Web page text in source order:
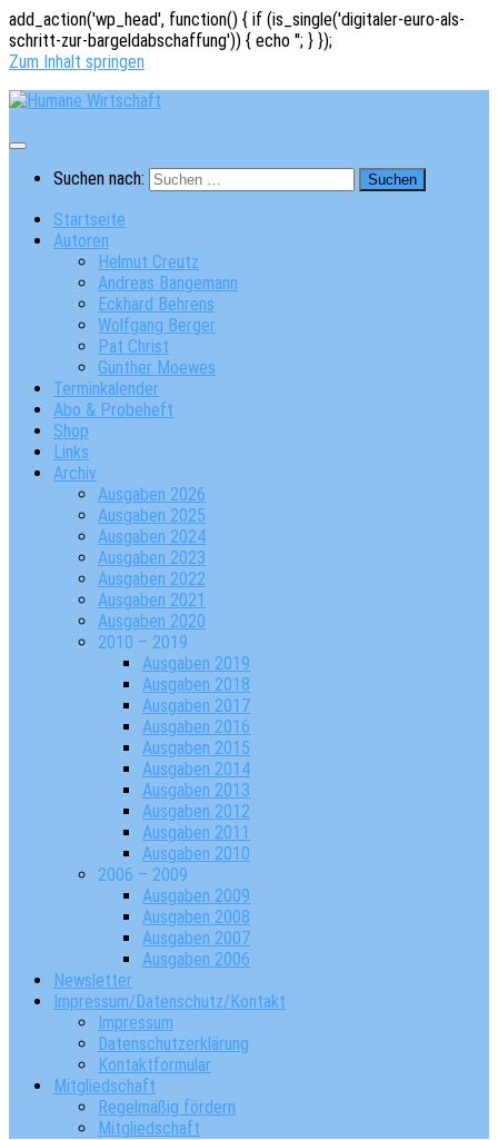
add_action('wp_head', function() { if (is_single('digitaler-euro-als-
schritt-zur-bargeldabschaffung')) { echo ''; } });
Zum Inhalt springen
Suchen nach:
Startseite
Autoren
Helmut Creutz
Andreas Bangemann
Eckhard Behrens
Wolfgang Berger
Pat Christ
Günther Moewes
Terminkalender
Abo & Probeheft
Shop
Links
Archiv
Ausgaben 2026
Ausgaben 2025
Ausgaben 2024
Ausgaben 2023
Ausgaben 2022
Ausgaben 2021
Ausgaben 2020
2010 – 2019
Ausgaben 2019
Ausgaben 2018
Ausgaben 2017
Ausgaben 2016
Ausgaben 2015
Ausgaben 2014
Ausgaben 2013
Ausgaben 2012
Ausgaben 2011
Ausgaben 2010
2006 – 2009
Ausgaben 2009
Ausgaben 2008
Ausgaben 2007
Ausgaben 2006
Newsletter
Impressum/Datenschutz/Kontakt
Impressum
Datenschutzerklärung
Kontaktformular
Mitgliedschaft
Regelmäßig fördern
Mitgliedschaft